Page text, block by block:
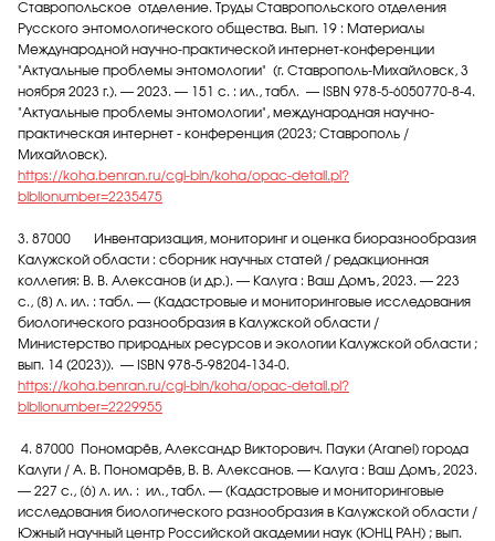
Ставропольское отделение. Труды Ставропольского отделения
Русского энтомологического общества. Вып. 19 : Материалы
Международной научно-практической интернет-конференции
"Актуальные проблемы энтомологии" (г. Ставрополь-Михайловск, 3
ноября 2023 г.). — 2023. — 151 с. : ил., табл. — ISBN 978-5-6050770-8-4.
"Актуальные проблемы энтомологии", международная научно-
практическая интернет - конференция (2023; Ставрополь /
Михайловск).
https://koha.benran.ru/cgi-bin/koha/opac-detail.pl?
biblionumber=2235475
3. 87000 Инвентаризация, мониторинг и оценка биоразнообразия
Калужской области : сборник научных статей / редакционная
коллегия: В. В. Алексанов [и др.]. — Калуга : Ваш Домъ, 2023. — 223
с., [8] л. ил. : табл. — (Кадастровые и мониторинговые исследования
биологического разнообразия в Калужской области /
Министерство природных ресурсов и экологии Калужской области ;
вып. 14 (2023)). — ISBN 978-5-98204-134-0.
https://koha.benran.ru/cgi-bin/koha/opac-detail.pl?
biblionumber=2229955
4. 87000 Пономарёв, Александр Викторович. Пауки (Aranei) города
Калуги / А. В. Пономарёв, В. В. Алексанов. — Калуга : Ваш Домъ, 2023.
— 227 с., [6] л. ил. : ил., табл. — (Кадастровые и мониторинговые
исследования биологического разнообразия в Калужской области /
Южный научный центр Российской академии наук (ЮНЦ РАН) ; вып.